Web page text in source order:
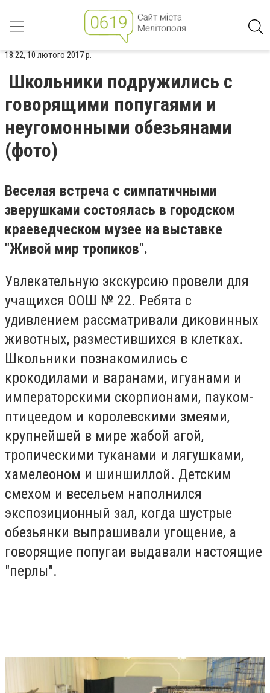
18:22, 10 лютого 2017 р.
Школьники подружились с
говорящими попугаями и
неугомонными обезьянами
(фото)
Веселая встреча с симпатичными
зверушками состоялась в городском
краеведческом музее на выставке
"Живой мир тропиков".
Увлекательную экскурсию провели для
учащихся ООШ № 22. Ребята с
удивлением рассматривали диковинных
животных, разместившихся в клетках.
Школьники познакомились с
крокодилами и варанами, игуанами и
императорскими скорпионами, пауком-
птицеедом и королевскими змеями,
крупнейшей в мире жабой агой,
тропическими туканами и лягушками,
хамелеоном и шиншиллой. Детским
смехом и весельем наполнился
экспозиционный зал, когда шустрые
обезьянки выпрашивали угощение, а
говорящие попугаи выдавали настоящие
"перлы".